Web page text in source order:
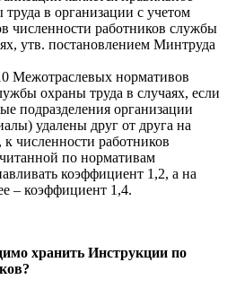
в организации с учетом
численности работников службы
утв. постановлением Минтруда
Межотраслевых нормативов
охраны труда в случаях, если
подразделения организации
удалены друг от друга на
численности работников
по нормативам
коэффициент 1,2, а на
– коэффициент 1,4.
хранить Инструкции по